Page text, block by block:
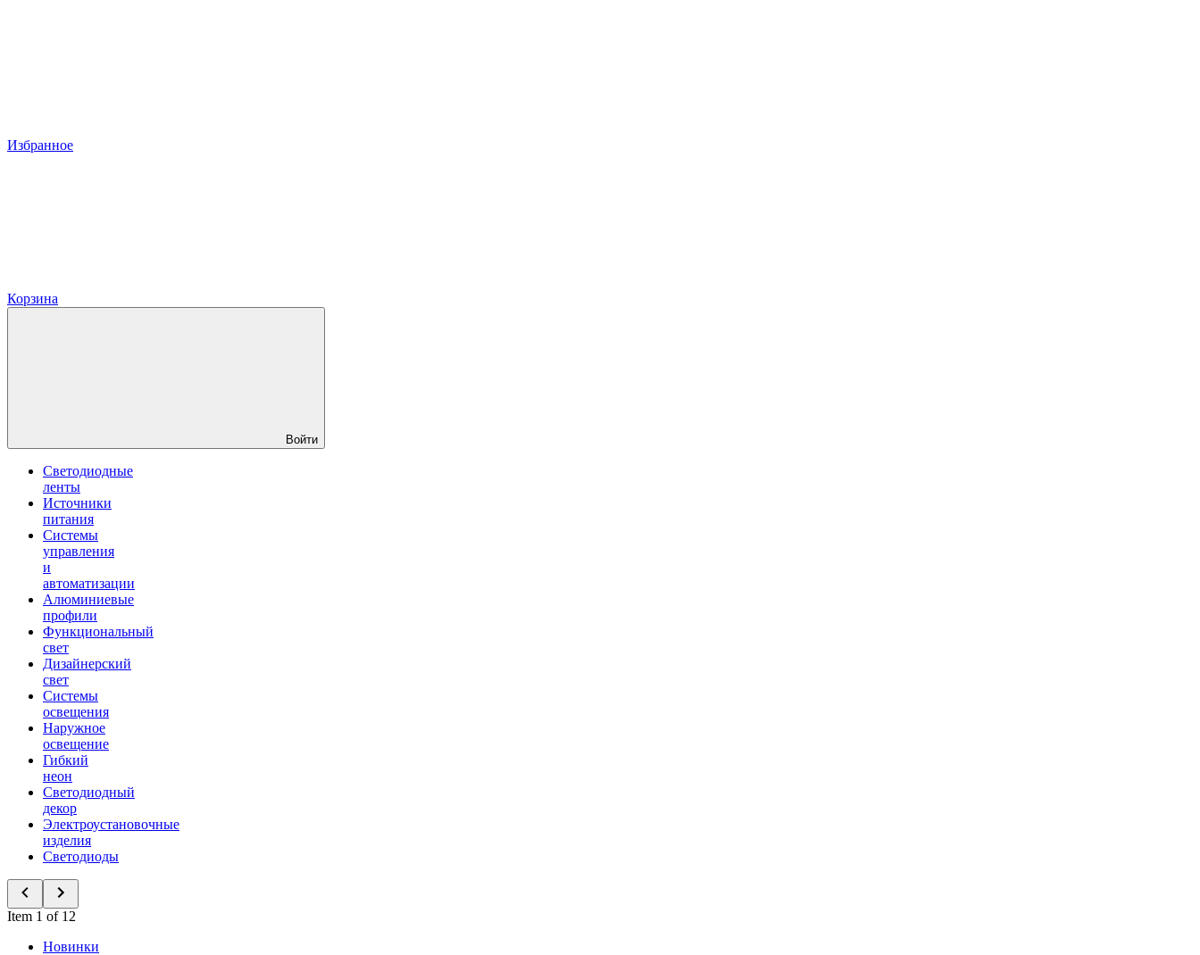
Избранное
Корзина
Войти
Светодиодные
ленты
Источники
питания
Системы
управления
и
автоматизации
Алюминиевые
профили
Функциональный
свет
Дизайнерский
свет
Системы
освещения
Наружное
освещение
Гибкий
неон
Светодиодный
декор
Электроустановочные
изделия
Светодиоды
Item 1 of 12
Новинки